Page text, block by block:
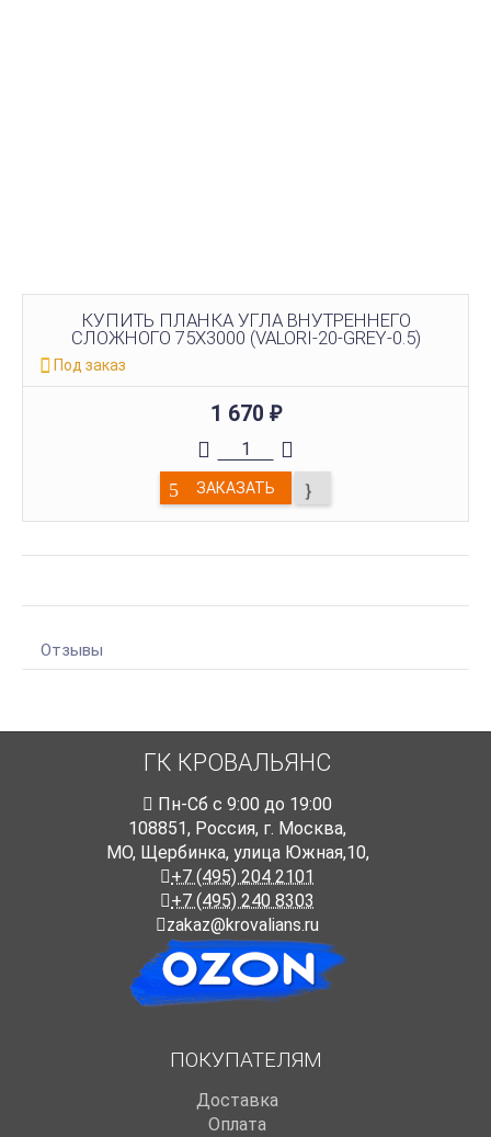
КУПИТЬ ПЛАНКА УГЛА ВНУТРЕННЕГО
СЛОЖНОГО 75Х3000 (VALORI-20-GREY-0.5)
Под заказ
1 670 ₽
ЗАКАЗАТЬ
Отзывы
ГК КРОВАЛЬЯНС
Пн-Cб с 9:00 до 19:00
108851, Россия, г. Москва,
МО, Щербинка, улица Южная,10,
+7 (495) 204 2101
+7 (495) 240 8303
zakaz@krovalians.ru
ПОКУПАТЕЛЯМ
Доставка
Оплата